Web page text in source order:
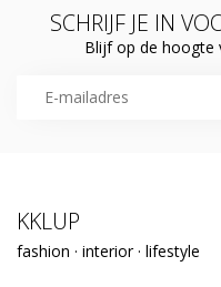
SCHRIJF JE IN
Blijf op de hoogte
KKLUP
fashion · interior · lifestyle